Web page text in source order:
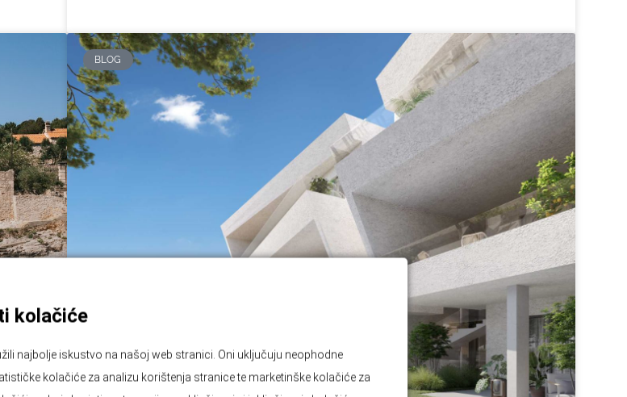
BLOG
kolačiće
najbolje iskustvo na našoj web stranici. Oni uključuju neophodne
kolačiće za analizu korištenja stranice te marketinške kolačiće za